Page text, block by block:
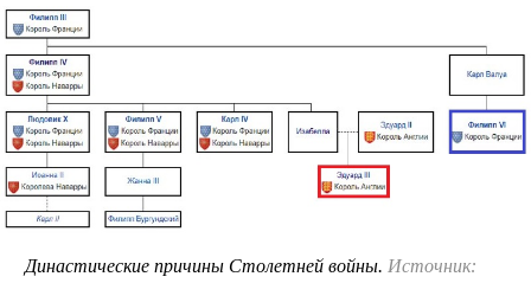
Династические причины Столетней войны. Источник: